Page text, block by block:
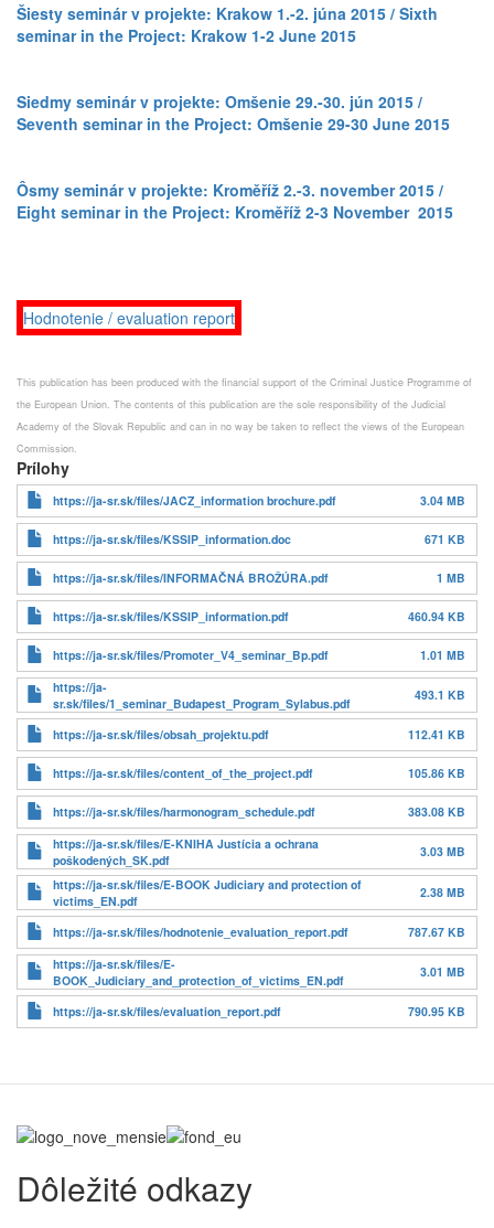
Šiesty seminár v projekte: Krakow 1.-2. júna 2015 / Sixth
seminar in the Project: Krakow 1-2 June 2015
Siedmy seminár v projekte: Omšenie 29.-30. jún 2015 /
Seventh seminar in the Project: Omšenie 29-30 June 2015
Ôsmy seminár v projekte: Kroměříž 2.-3. november 2015 /
Eight seminar in the Project: Kroměříž 2-3 November 2015
Hodnotenie / evaluation report
This publication has been produced with the financial support of the Criminal Justice Programme of
the European Union. The contents of this publication are the sole responsibility of the Judicial
Academy of the Slovak Republic and can in no way be taken to reflect the views of the European
Commission.
Prílohy
https://ja-sr.sk/files/JACZ_information brochure.pdf 3.04 MB
https://ja-sr.sk/files/KSSIP_information.doc 671 KB
https://ja-sr.sk/files/INFORMAČNÁ BROŽÚRA.pdf 1 MB
https://ja-sr.sk/files/KSSIP_information.pdf 460.94 KB
https://ja-sr.sk/files/Promoter_V4_seminar_Bp.pdf
1.01 MB
https://ja-
sr.sk/files/1_seminar_Budapest_Program_Sylabus.pdf
493.1 KB
https://ja-sr.sk/files/obsah_projektu.pdf 112.41 KB
https://ja-sr.sk/files/content_of_the_project.pdf 105.86 KB
https://ja-sr.sk/files/harmonogram_schedule.pdf
383.08 KB
https://ja-sr.sk/files/E-KNIHA Justícia a ochrana
poškodených_SK.pdf
3.03 MB
https://ja-sr.sk/files/E-BOOK Judiciary and protection of
victims_EN.pdf
2.38 MB
https://ja-sr.sk/files/hodnotenie_evaluation_report.pdf
787.67 KB
https://ja-sr.sk/files/E-
BOOK_Judiciary_and_protection_of_victims_EN.pdf
3.01 MB
https://ja-sr.sk/files/evaluation_report.pdf 790.95 KB
Dôležité odkazy